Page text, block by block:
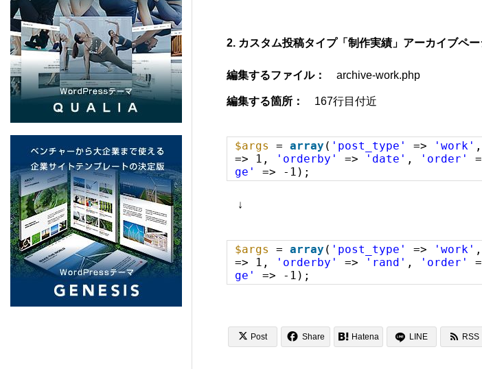
BASARA (TCD100) 13
REHUB (TCD099) 21
SHIPS (TCD098) 6
SERUM (TCD096) 13
PORTAL (TCD095) 5
Beyond (TCD094) 7
NULL (BIZ002) 5
2. カスタム投稿タイプ「制作実績」アーカイブペー
編集するファイル： archive-work.php
編集する箇所： 167行目付近
$args = array ( 'post_type' => 'work' ,
=> 1,
'orderby' => 'date' , 'order'
ge'
=> -1);
↓
$args = array ( 'post_type' => 'work' ,
=> 1,
'orderby' => 'rand' , 'order'
ge'
=> -1);
 Post  Share  Hatena LINE  RSS